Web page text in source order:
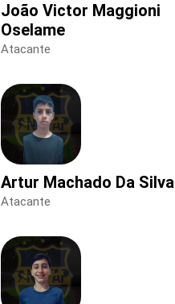
João Victor Maggioni
Oselame
Atacante
Artur Machado Da Silva
Atacante